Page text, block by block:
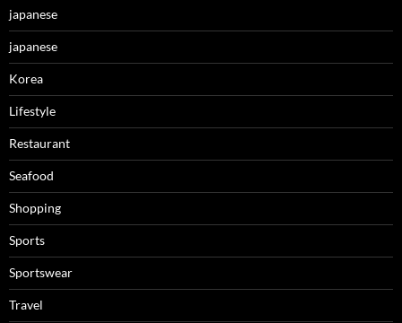
japanese
japanese
Korea
Lifestyle
Restaurant
Seafood
Shopping
Sports
Sportswear
Travel